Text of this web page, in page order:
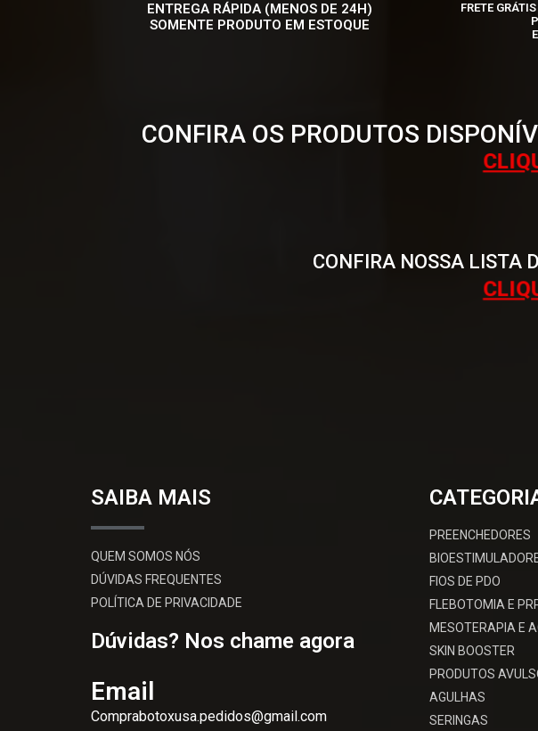
ENTREGA RÁPIDA (MENOS DE 24H)
SOMENTE PRODUTO EM ESTOQUE
FRETE
CONFIRA OS PRODUTOS
CONFIRA NOSSA LISTA
SAIBA MAIS
QUEM SOMOS NÓS
DÚVIDAS FREQUENTES
POLÍTICA DE PRIVACIDADE
Dúvidas? Nos chame agora
Email
Comprabotoxusa.pedidos@gmail.com
PREENCHEDORES
FIOS DE PDO
FLEBOTOMIA E
MESOTERAPIA E
SKIN BOOSTER
PRODUTOS
AGULHAS
SERINGAS